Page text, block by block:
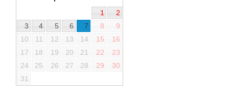
1
2
3
4 5 6 7 8
9
10
11 12 13 14 15
16
17
18 19 20 21 22
23
24
25 26 27 28 29
30
31